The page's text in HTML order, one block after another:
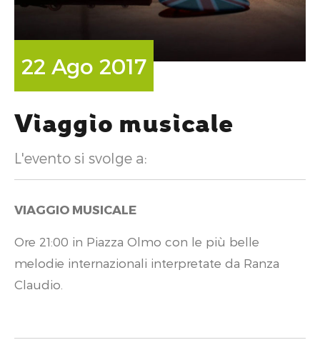
22 Ago 2017
Viaggio musicale
L'evento si svolge a:
VIAGGIO MUSICALE
Ore 21:00 in Piazza Olmo con le più belle
melodie internazionali interpretate da Ranza
Claudio.